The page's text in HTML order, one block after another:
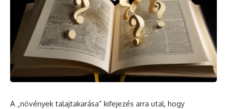
A „növények talajtakarása” kifejezés arra utal, hogy